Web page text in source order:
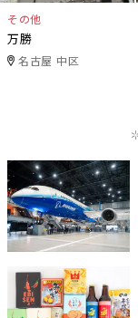
その他
万勝
名古屋 中区